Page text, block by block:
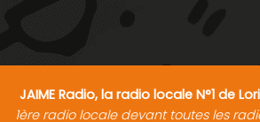
JAIME Radio, la radio locale N°1 de
1ère radio locale devant toutes les